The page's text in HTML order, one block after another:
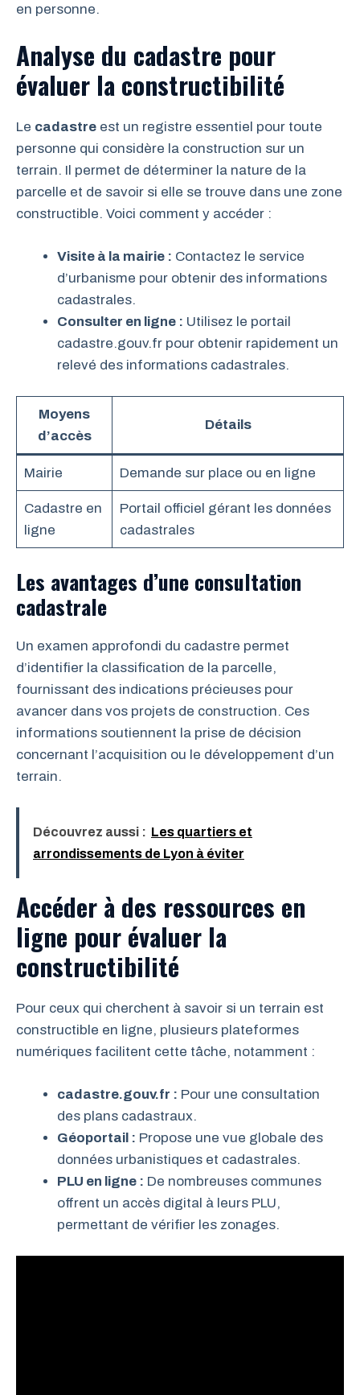
en personne.
Analyse du cadastre pour
évaluer la constructibilité
Le cadastre est un registre essentiel pour toute
personne qui considère la construction sur un
terrain. Il permet de déterminer la nature de la
parcelle et de savoir si elle se trouve dans une zone
constructible. Voici comment y accéder :
Visite à la mairie : Contactez le service
d’urbanisme pour obtenir des informations
cadastrales.
Consulter en ligne : Utilisez le portail
cadastre.gouv.fr pour obtenir rapidement un
relevé des informations cadastrales.
Moyens
d’accès
Détails
Mairie Demande sur place ou en ligne
Cadastre en
ligne
Portail officiel gérant les données
cadastrales
Les avantages d’une consultation
cadastrale
Un examen approfondi du cadastre permet
d’identifier la classification de la parcelle,
fournissant des indications précieuses pour
avancer dans vos projets de construction. Ces
informations soutiennent la prise de décision
concernant l’acquisition ou le développement d’un
terrain.
Découvrez aussi : Les quartiers et
arrondissements de Lyon à éviter
Accéder à des ressources en
ligne pour évaluer la
constructibilité
Pour ceux qui cherchent à savoir si un terrain est
constructible en ligne, plusieurs plateformes
numériques facilitent cette tâche, notamment :
cadastre.gouv.fr : Pour une consultation
des plans cadastraux.
Géoportail : Propose une vue globale des
données urbanistiques et cadastrales.
PLU en ligne : De nombreuses communes
offrent un accès digital à leurs PLU,
permettant de vérifier les zonages.